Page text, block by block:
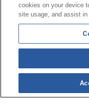
Contact
Line Universal 900
|
© Mutua Universal
Data
Follow us
cookies on your device
site usage, and assist